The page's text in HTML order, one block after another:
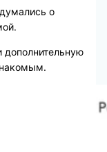
о
дополнительную